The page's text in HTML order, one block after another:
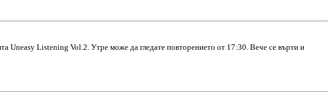
Uneasy Listening Vol.2. Утре може да гледате повторението от 17:30. Вече се върти и